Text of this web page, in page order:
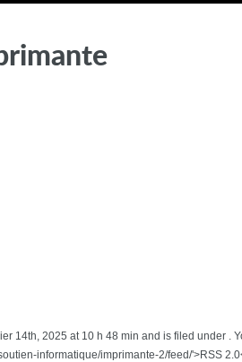
14th, 2025 at 10 h 48 min and is filed under .
informatique/imprimante-2/feed/'>RSS